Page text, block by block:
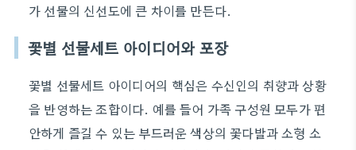
가 선물의 신선도에 큰 차이를 만든다.
꽃별 선물세트 아이디어와 포장
꽃별 선물세트 아이디어의 핵심은 수신인의 취향과 상황
을 반영하는 조합이다. 예를 들어 가족 구성원 모두가 편
안하게 즐길 수 있는 부드러운 색상의 꽃다발과 소형 소